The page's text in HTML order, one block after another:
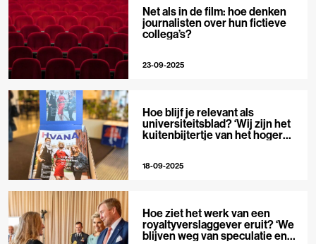
Net als in de film: hoe denken
journalisten over hun fictieve
collega’s?
23-09-2025
Hoe blijf je relevant als
universiteitsblad? ‘Wij zijn het
kuitenbijtertje van het hoger
18-09-2025
Hoe ziet het werk van een
royaltyverslaggever eruit? ‘We
blijven weg van speculatie en